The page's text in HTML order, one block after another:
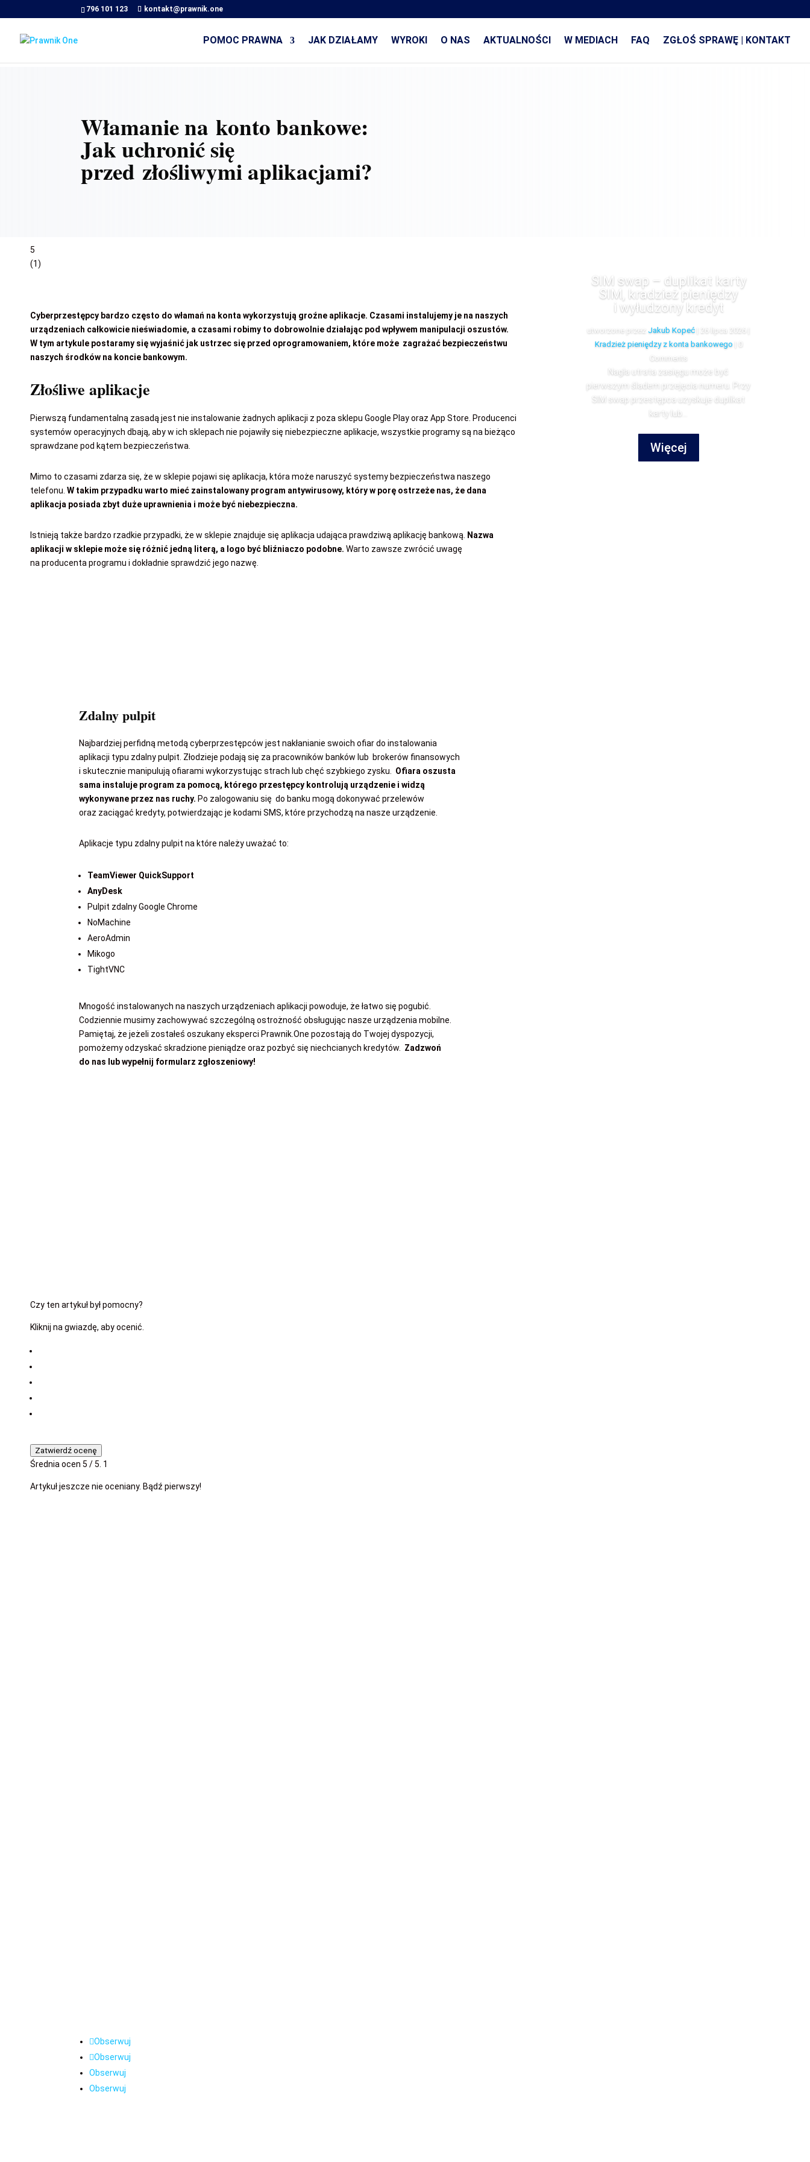
796 101 123 kontakt@prawnik.one
POMOC PRAWNA JAK DZIAŁAMY WYROKI O NAS AKTUALNOŚCI W MEDIACH FAQ ZGŁOŚ SPRAWĘ | KONTAKT
Włamanie na konto bankowe:
Jak uchronić się
przed złośliwymi aplikacjami?
5
(1)
Cyberprzestępcy bardzo często do włamań na konta wykorzystują groźne aplikacje. Czasami instalujemy je na naszych
urządzeniach całkowicie nieświadomie, a czasami robimy to dobrowolnie działając pod wpływem manipulacji oszustów.
W tym artykule postaramy się wyjaśnić jak ustrzec się przed oprogramowaniem, które może zagrażać bezpieczeństwu
naszych środków na koncie bankowym.
Złośliwe aplikacje
Pierwszą fundamentalną zasadą jest nie instalowanie żadnych aplikacji z poza sklepu Google Play oraz App Store. Producenci
systemów operacyjnych dbają, aby w ich sklepach nie pojawiły się niebezpieczne aplikacje, wszystkie programy są na bieżąco
sprawdzane pod kątem bezpieczeństwa.
Mimo to czasami zdarza się, że w sklepie pojawi się aplikacja, która może naruszyć systemy bezpieczeństwa naszego
telefonu. W takim przypadku warto mieć zainstalowany program antywirusowy, który w porę ostrzeże nas, że dana
aplikacja posiada zbyt duże uprawnienia i może być niebezpieczna.
Istnieją także bardzo rzadkie przypadki, że w sklepie znajduje się aplikacja udająca prawdziwą aplikację bankową.
Nazwa
aplikacji w sklepie może się różnić jedną literą, a logo być bliźniaczo podobne. Warto zawsze zwrócić uwagę
na producenta programu i dokładnie sprawdzić jego nazwę.
Zdalny pulpit
Najbardziej perfidną metodą cyberprzestępców jest nakłanianie swoich ofiar do instalowania
aplikacji typu zdalny pulpit. Złodzieje podają się za pracowników banków lub brokerów finansowych
i skutecznie manipulują ofiarami wykorzystując strach lub chęć szybkiego zysku. Ofiara oszusta
sama instaluje program za pomocą, którego przestępcy kontrolują urządzenie i widzą
wykonywane przez nas ruchy. Po zalogowaniu się do banku mogą dokonywać przelewów
oraz zaciągać kredyty, potwierdzając je kodami SMS, które przychodzą na nasze urządzenie.
Aplikacje typu zdalny pulpit na które należy uważać to:
TeamViewer QuickSupport
AnyDesk
Pulpit zdalny Google Chrome
NoMachine
AeroAdmin
Mikogo
TightVNC
Mnogość instalowanych na naszych urządzeniach aplikacji powoduje, że łatwo się pogubić.
Codziennie musimy zachowywać szczególną ostrożność obsługując nasze urządzenia mobilne.
Pamiętaj, że jeżeli zostałeś oszukany eksperci Prawnik.One pozostają do Twojej dyspozycji,
pomożemy odzyskać skradzione pieniądze oraz pozbyć się niechcianych kredytów. Zadzwoń
do nas lub wypełnij formularz zgłoszeniowy!
Czy ten artykuł był pomocny?
Kliknij na gwiazdę, aby ocenić.
Zatwierdź ocenę
Średnia ocen 5 / 5. 1
Artykuł jeszcze nie oceniany. Bądź pierwszy!
SIM swap – duplikat karty
SIM, kradzież pieniędzy
i wyłudzony kredyt
utworzone przez Jakub Kopeć 26 lipca 2026
Kradzież pieniędzy z konta bankowego
Comments
Nagła utrata zasięgu może być
pierwszym śladem przejęcia numeru. Przy
SIM swap przestępca uzyskuje duplikat
karty lub...
Więcej
Obserwuj
Obserwuj
Obserwuj
Obserwuj